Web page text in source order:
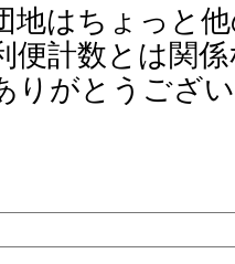
地はちょっと
便計数とは関
りがとうござ